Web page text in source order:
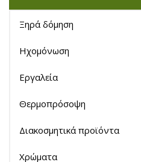
Ξηρά δόμηση
Ηχομόνωση
Εργαλεία
Θερμοπρόσοψη
Διακοσμητικά προϊόντα
Χρώματα